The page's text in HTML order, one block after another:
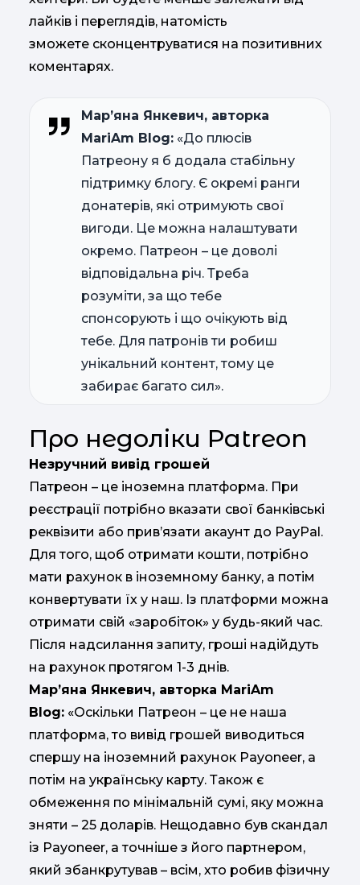
лайків і переглядів, натомість
зможете сконцентруватися на позитивних
коментарях.
Мар’яна Янкевич, авторка
MariAm Blog: «До плюсів
Патреону я б додала стабільну
підтримку блогу. Є окремі ранги
донатерів, які отримують свої
вигоди. Це можна налаштувати
окремо. Патреон – це доволі
відповідальна річ. Треба
розуміти, за що тебе
спонсорують і що очікують від
тебе. Для патронів ти робиш
унікальний контент, тому це
забирає багато сил».
Про недоліки Patreon
Незручний вивід грошей
Патреон – це іноземна платформа. При
реєстрації потрібно вказати свої банківські
реквізити або прив’язати акаунт до PayPal.
Для того, щоб отримати кошти, потрібно
мати рахунок в іноземному банку, а потім
конвертувати їх у наш. Із платформи можна
отримати свій «заробіток» у будь-який час.
Після надсилання запиту, гроші надійдуть
на рахунок протягом 1-3 днів.
Мар’яна Янкевич, авторка MariAm
Blog: «Оскільки Патреон – це не наша
платформа, то вивід грошей виводиться
спершу на іноземний рахунок Payoneer, а
потім на українську карту. Також є
обмеження по мінімальній сумі, яку можна
зняти – 25 доларів. Нещодавно був скандал
із Payoneer, а точніше з його партнером,
який збанкрутував – всім, хто робив фізичну